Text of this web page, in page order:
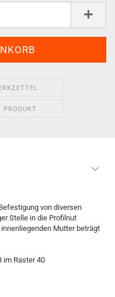
PRODUKT
von diversen
Stelle in die Profilnut
Mutter beträgt
im Raster 40